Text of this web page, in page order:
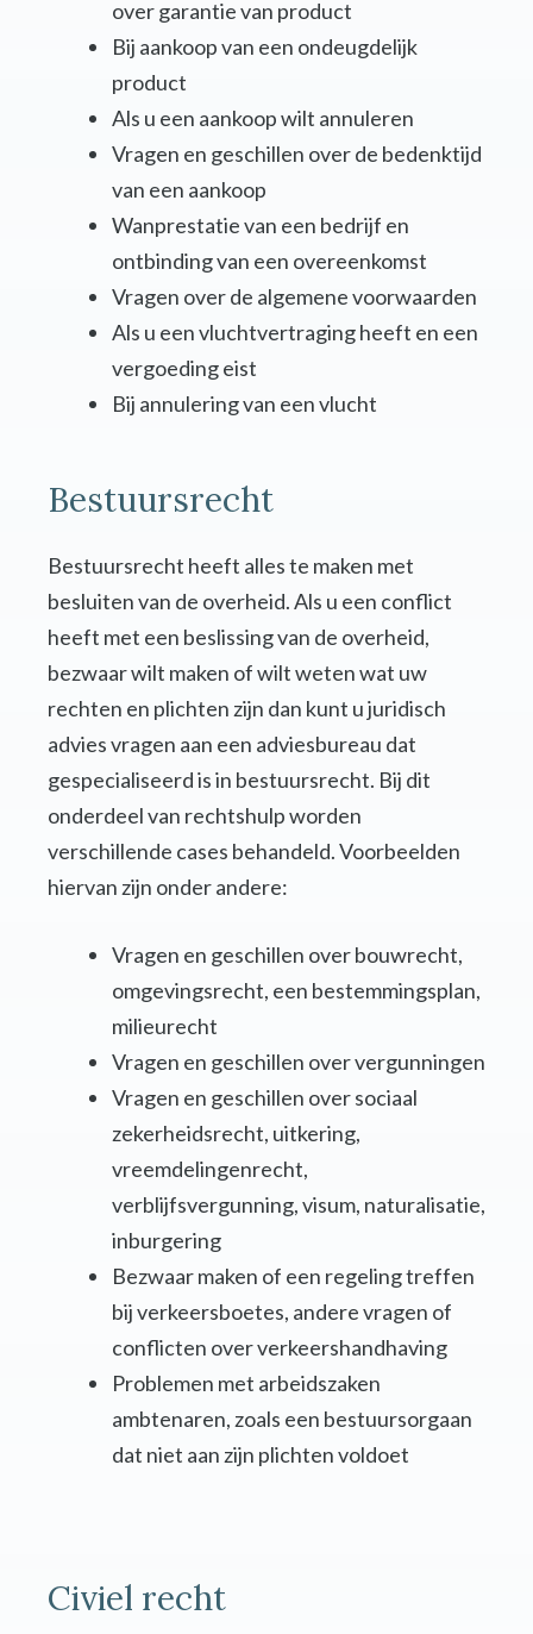
over garantie van product
Bij aankoop van een ondeugdelijk
product
Als u een aankoop wilt annuleren
Vragen en geschillen over de bedenktijd
van een aankoop
Wanprestatie van een bedrijf en
ontbinding van een overeenkomst
Vragen over de algemene voorwaarden
Als u een vluchtvertraging heeft en een
vergoeding eist
Bij annulering van een vlucht
Bestuursrecht
Bestuursrecht heeft alles te maken met
besluiten van de overheid. Als u een conflict
heeft met een beslissing van de overheid,
bezwaar wilt maken of wilt weten wat uw
rechten en plichten zijn dan kunt u juridisch
advies vragen aan een adviesbureau dat
gespecialiseerd is in bestuursrecht. Bij dit
onderdeel van rechtshulp worden
verschillende cases behandeld. Voorbeelden
hiervan zijn onder andere:
Vragen en geschillen over bouwrecht,
omgevingsrecht, een bestemmingsplan,
milieurecht
Vragen en geschillen over vergunningen
Vragen en geschillen over sociaal
zekerheidsrecht, uitkering,
vreemdelingenrecht,
verblijfsvergunning, visum, naturalisatie,
inburgering
Bezwaar maken of een regeling treffen
bij verkeersboetes, andere vragen of
conflicten over verkeershandhaving
Problemen met arbeidszaken
ambtenaren, zoals een bestuursorgaan
dat niet aan zijn plichten voldoet
Civiel recht